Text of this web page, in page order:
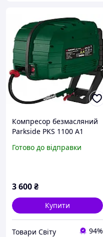
Компресор безмасляний
Parkside PKS 1100 A1
шлангом і пістолетом
Готово до відправки
3 600₴
Купити
Товари Світу 94%